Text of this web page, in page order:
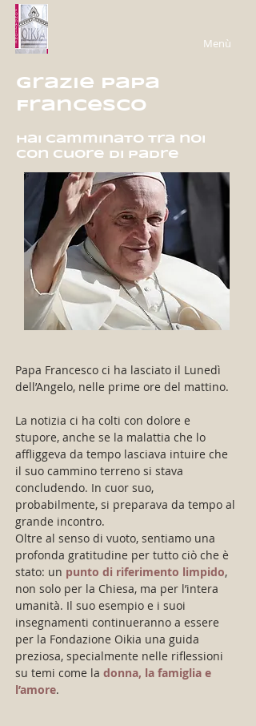
Menù
Grazie Papa
Francesco
hai camminato tra noi
con cuore di Padre
Papa Francesco ci ha lasciato il Lunedì
dell’Angelo, nelle prime ore del mattino.
La notizia ci ha colti con dolore e
stupore, anche se la malattia che lo
affliggeva da tempo lasciava intuire che
il suo cammino terreno si stava
concludendo. In cuor suo,
probabilmente, si preparava da tempo al
grande incontro.
Oltre al senso di vuoto, sentiamo una
profonda gratitudine per tutto ciò che è
stato: un punto di riferimento limpido,
non solo per la Chiesa, ma per l’intera
umanità. Il suo esempio e i suoi
insegnamenti continueranno a essere
per la Fondazione Oikia una guida
preziosa, specialmente nelle riflessioni
su temi come la donna, la famiglia e
l’amore.